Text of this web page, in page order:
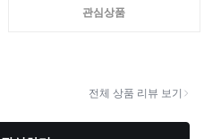
관심상품